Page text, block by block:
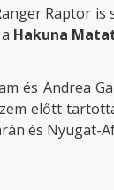
Raptor
Hakuna
és Andrea
előtt
és Nyugat-